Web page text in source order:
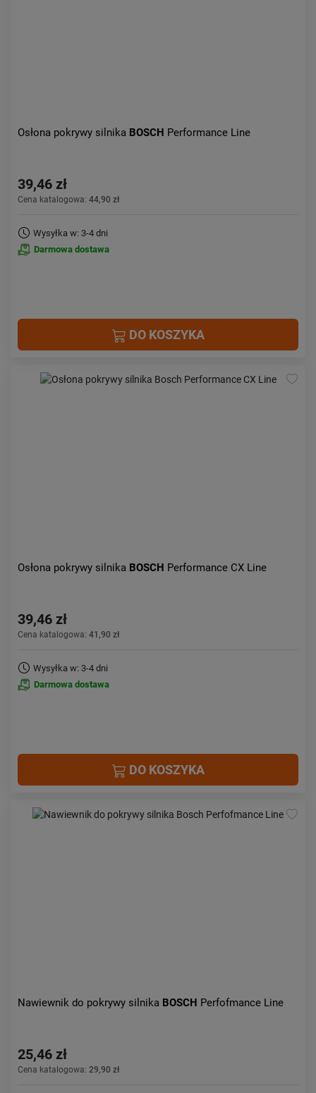
Osłona pokrywy silnika BOSCH Performance Line
39,46 zł
Cena katalogowa: 44,90 zł
Wysyłka w: 3-4 dni
Darmowa dostawa
DO KOSZYKA
Osłona pokrywy silnika BOSCH Performance CX Line
39,46 zł
Cena katalogowa: 41,90 zł
Wysyłka w: 3-4 dni
Darmowa dostawa
DO KOSZYKA
Nawiewnik do pokrywy silnika BOSCH Perfofmance Line
25,46 zł
Cena katalogowa: 29,90 zł